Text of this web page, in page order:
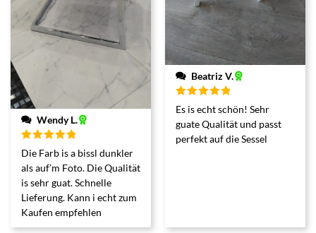
Wendy L.
Bewertet
mit5von 5
Die Farb is a bissl dunkler
als auf’m Foto. Die Qualität
is sehr guat. Schnelle
Lieferung. Kann i echt zum
Kaufen empfehlen
Beatriz V.
Bewertet
mit 5von 5
Es is echt schön! Sehr
guate Qualität und passt
perfekt auf die Sessel